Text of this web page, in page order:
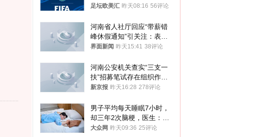
足坛欧美汇 昨天08:16 56评论
河南省人社厅回应“带薪错
峰休假通知”引关注：表述
不够准确，待修改后印发
界面新闻 昨天15:41 38评论
河南公安机关查实“三支一
扶”招募笔试存在组织作弊
犯罪行为
新京报 昨天16:28 278评论
男子平均每天睡眠7小时，
却三年2次脑梗，医生：这
样睡觉更伤身
大众网 昨天09:36 25评论